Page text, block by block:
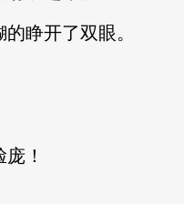
睁开了双眼。
！